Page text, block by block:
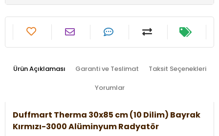
Ürün Açıklaması Garanti ve Teslimat Taksit Seçenekleri
Yorumlar
Duffmart Therma 30x85 cm (10 Dilim) Bayrak
Kırmızı-3000 Alüminyum Radyatör